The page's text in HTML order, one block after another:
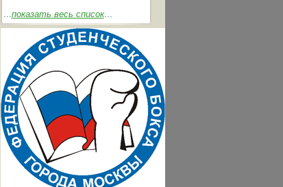
...показать весь список...